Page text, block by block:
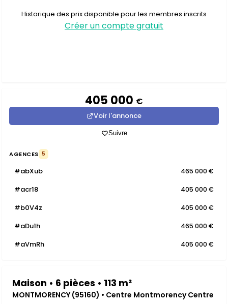
Historique des prix disponible pour les membres inscrits
Créer un compte gratuit
405 000 €
Voir l'annonce
Suivre
AGENCES 5
#abXub 465 000 €
#acr18 405 000 €
#b0V4z 405 000 €
#aDu1h 465 000 €
#aVmRh 405 000 €
Maison • 6 pièces • 113 m²
MONTMORENCY (95160) • Centre Montmorency Centre